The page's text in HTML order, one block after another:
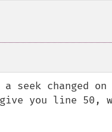
changed on
you line 50,